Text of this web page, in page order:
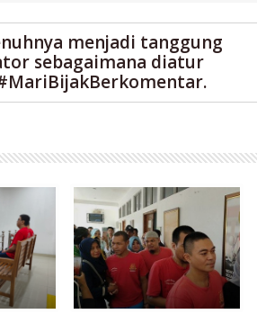
menjadi tanggung
sebagaimana diatur